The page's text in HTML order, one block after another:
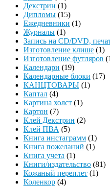
Декстрин (1)
Дипломы (15)
Ежедневники (1)
Журналы (1)
Запись на CD/DVD,
Изготовление клише (1)
Изготовление футляров
Календари (19)
Календарные блоки (17)
КАНЦТОВАРЫ (1)
Каптал (4)
Картина холст (1)
Картон (7)
Клей Декстрин (2)
Клей ПВА (5)
Книга инстаграмм (1)
Книга пожеланий (1)
Книга учета (1)
Книги/издательство (81)
Кожаный переплет (1)
Коленкор (4)